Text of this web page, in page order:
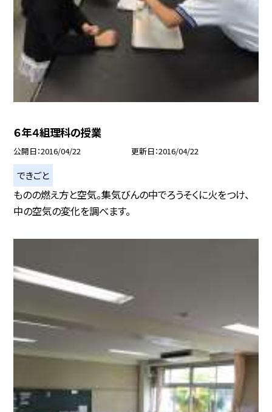
６年４組理科の授業
公開日 2016/04/22 更新日 2016/04/22
できごと
ものの燃え方と空気。集気びんの中でろうそくに火をつけ、
中の空気の変化を調べます。